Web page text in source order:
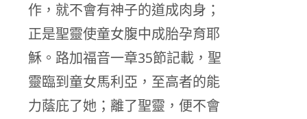
作，就不會有神子的道成肉身；
正是聖靈使童女腹中成胎孕育耶
穌。路加福音一章35節記載，聖
靈臨到童女馬利亞，至高者的能
力蔭庇了她；離了聖靈，便不會